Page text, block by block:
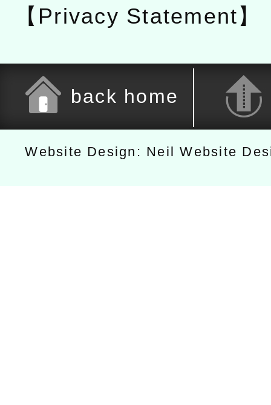
【Privacy Statement】
back home
Website Design: Neil Website